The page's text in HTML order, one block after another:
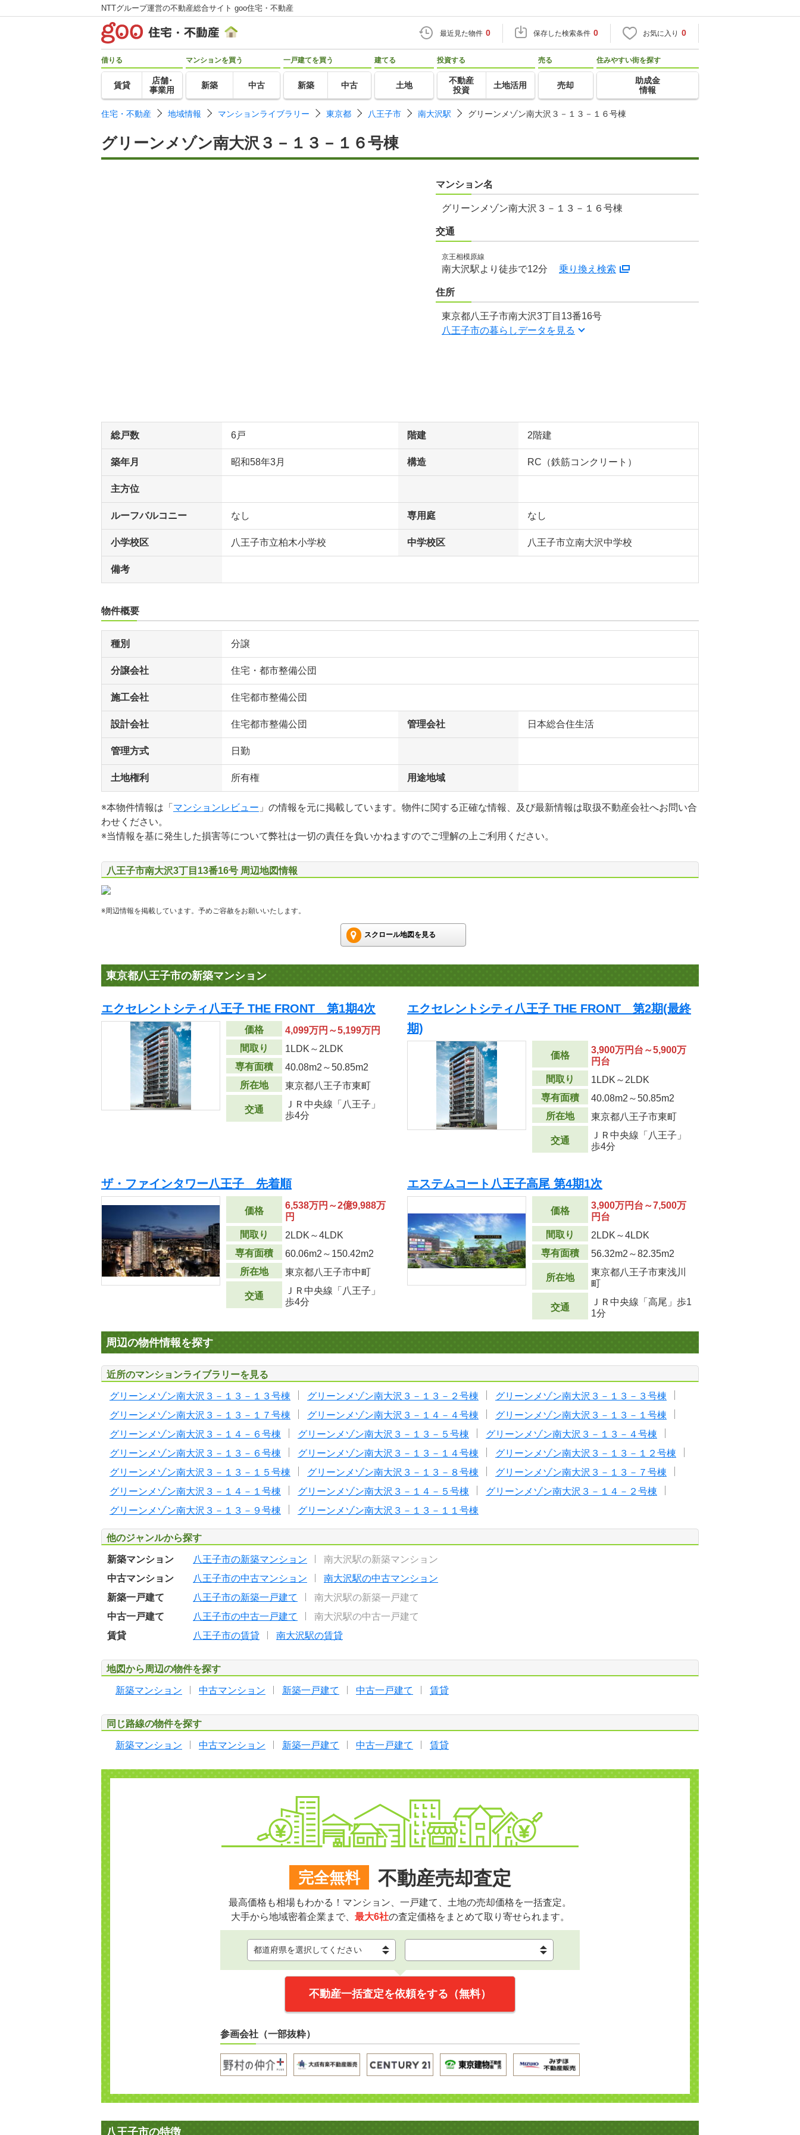
NTTグループ運営の不動産総合サイト goo住宅・不動産
最近見た物件 0 保存した検索条件 0 お気に入り 0
借りる
賃貸
店舗･
事業用
マンションを買う
新築 中古
一戸建てを買う
新築 中古
建てる
土地
投資する
不動産
投資
土地活用
売る
売却
住みやすい街を探す
助成金
情報
住宅・不動産 地域情報 マンションライブラリー 東京都 八王子市 南大沢駅 グリーンメゾン南大沢３－１３－１６号棟
グリーンメゾン南大沢３－１３－１６号棟
マンション名
グリーンメゾン南大沢３－１３－１６号棟
交通
京王相模原線
南大沢駅より徒歩で12分 乗り換え検索
住所
東京都八王子市南大沢3丁目13番16号
八王子市の暮らしデータを見る
総戸数 6戸 階建 2階建
築年月 昭和58年3月 構造 RC（鉄筋コンクリート）
主方位
ルーフバルコニー なし 専用庭 なし
小学校区 八王子市立柏木小学校 中学校区 八王子市立南大沢中学校
備考
物件概要
種別 分譲
分譲会社 住宅・都市整備公団
施工会社 住宅都市整備公団
設計会社 住宅都市整備公団 管理会社 日本総合住生活
管理方式 日勤
土地権利 所有権 用途地域
※本物件情報は「 マンションレビュー 」の情報を元に掲載しています。物件に関する正確な情報、及び最新情報は取扱不動産会社へお問い合
わせください。
※当情報を基に発生した損害等について弊社は一切の責任を負いかねますのでご理解の上ご利用ください。
八王子市南大沢3丁目13番16号 周辺地図情報
※周辺情報を掲載しています。予めご容赦をお願いいたします。
スクロール地図を見る
東京都八王子市の新築マンション
エクセレントシティ八王子 THE FRONT 第1期4次
価格
4,099万円～5,199万円
間取り
1LDK～2LDK
専有面積
40.08m2 ～50.85m2
所在地
東京都八王子市東町
交通
ＪＲ中央線「八王子」
歩4分
エクセレントシティ八王子 THE FRONT 第2期(最終
期)
価格
3,900万円台～5,900万
円台
間取り
1LDK～2LDK
専有面積
40.08m2 ～50.85m2
所在地
東京都八王子市東町
交通
ＪＲ中央線「八王子」
歩4分
ザ・ファインタワー八王子 先着順
価格
6,538万円～2億9,988万
円
間取り
2LDK～4LDK
専有面積
60.06m2 ～150.42m2
所在地
東京都八王子市中町
交通
ＪＲ中央線「八王子」
歩4分
エステムコート八王子高尾 第4期1次
価格
3,900万円台～7,500万
円台
間取り
2LDK～4LDK
専有面積
56.32m2 ～82.35m2
所在地
東京都八王子市東浅川
町
交通
ＪＲ中央線「高尾」歩1
1分
周辺の物件情報を探す
近所のマンションライブラリーを見る
グリーンメゾン南大沢３－１３－１３号棟 グリーンメゾン南大沢３－１３－２号棟
グリーンメゾン南大沢３－１３－３号棟
グリーンメゾン南大沢３－１３－１７号棟
グリーンメゾン南大沢３－１４－４号棟
グリーンメゾン南大沢３－１３－１号棟
グリーンメゾン南大沢３－１４－６号棟
グリーンメゾン南大沢３－１３－５号棟
グリーンメゾン南大沢３－１３－４号棟
グリーンメゾン南大沢３－１３－６号棟
グリーンメゾン南大沢３－１３－１４号棟
グリーンメゾン南大沢３－１３－１２号棟
グリーンメゾン南大沢３－１３－１５号棟
グリーンメゾン南大沢３－１３－８号棟
グリーンメゾン南大沢３－１３－７号棟
グリーンメゾン南大沢３－１４－１号棟
グリーンメゾン南大沢３－１４－５号棟
グリーンメゾン南大沢３－１４－２号棟
グリーンメゾン南大沢３－１３－９号棟
グリーンメゾン南大沢３－１３－１１号棟
他のジャンルから探す
新築マンション 八王子市の新築マンション
南大沢駅の新築マンション
中古マンション
八王子市の中古マンション
南大沢駅の中古マンション
新築一戸建て
八王子市の新築一戸建て
南大沢駅の新築一戸建て
中古一戸建て
八王子市の中古一戸建て
南大沢駅の中古一戸建て
賃貸
八王子市の賃貸 南大沢駅の賃貸
地図から周辺の物件を探す
新築マンション 中古マンション 新築一戸建て 中古一戸建て 賃貸
同じ路線の物件を探す
新築マンション 中古マンション 新築一戸建て 中古一戸建て 賃貸
完全無料 不動産売却査定
最高価格も相場もわかる！マンション、一戸建て、土地の売却価格を一括査定。
大手から地域密着企業まで、 最大6社の査定価格をまとめて取り寄せられます。
不動産一括査定を依頼をする（無料）
参画会社（一部抜粋）
八王子市の特徴